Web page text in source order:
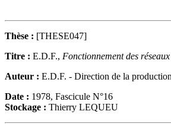
Thèse : [THESE047]
Titre : E.D.F., Fonctionnement des
Auteur : E.D.F. - Direction de la
Date : 1978, Fascicule N°16
Stockage : Thierry LEQUEU